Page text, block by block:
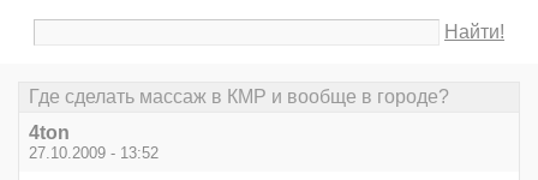
Найти!
Где сделать массаж в КМР и вообще в городе?
4ton
27.10.2009 - 13:52